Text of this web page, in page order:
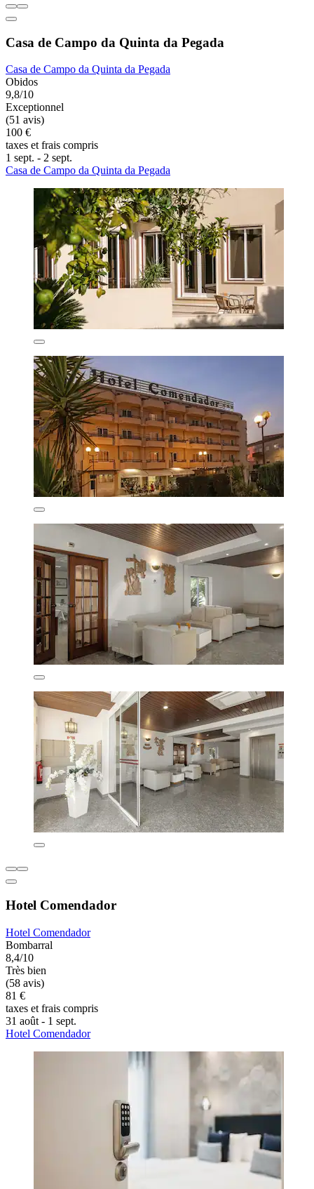
Casa de Campo da Quinta da Pegada
Casa de Campo da Quinta da Pegada
Obidos
9,8/10
Exceptionnel
(51 avis)
100 €
taxes et frais compris
1 sept. - 2 sept.
Casa de Campo da Quinta da Pegada
Hotel Comendador
Hotel Comendador
Bombarral
8,4/10
Très bien
(58 avis)
81 €
taxes et frais compris
31 août - 1 sept.
Hotel Comendador